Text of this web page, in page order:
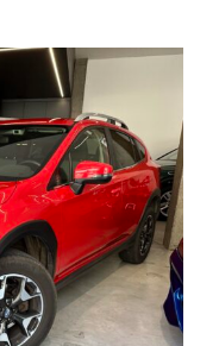
SPORT